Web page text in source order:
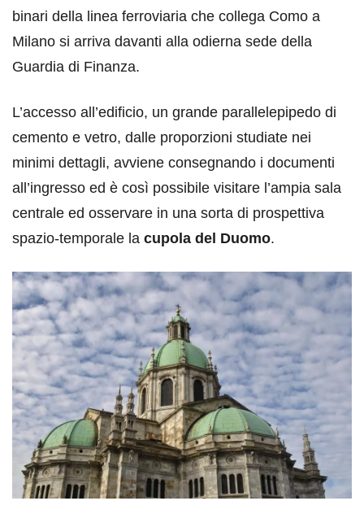
binari della linea ferroviaria che collega Como a
Milano si arriva davanti alla odierna sede della
Guardia di Finanza.
L’accesso all’edificio, un grande parallelepipedo di
cemento e vetro, dalle proporzioni studiate nei
minimi dettagli, avviene consegnando i documenti
all’ingresso ed è così possibile visitare l’ampia sala
centrale ed osservare in una sorta di prospettiva
spazio-temporale la cupola del Duomo.